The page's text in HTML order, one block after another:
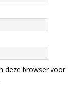
deze browser voor